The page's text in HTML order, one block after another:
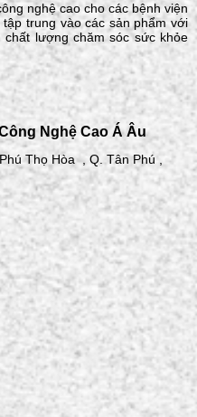
nghệ cao cho các bệnh viện
trung vào các sản phẩm với
lượng chăm sóc sức khỏe
Nghệ Cao Á Âu
Thọ Hòa , Q. Tân Phú ,